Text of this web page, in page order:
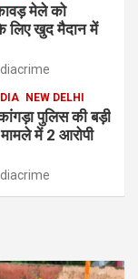
मेले को
खुद मैदान में
NEW DELHI
पुलिस की बड़ी
में 2 आरोपी